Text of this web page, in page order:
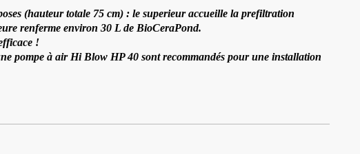
(hauteur totale 75 cm) : le superieur accueille la prefiltration
renferme environ 30 L de BioCeraPond.
!
pompe à air Hi Blow HP 40 sont recommandés pour une installation